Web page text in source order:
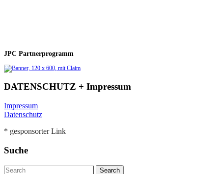
JPC Partnerprogramm
DATENSCHUTZ + Impressum
Impressum
Datenschutz
* gesponsorter Link
Suche